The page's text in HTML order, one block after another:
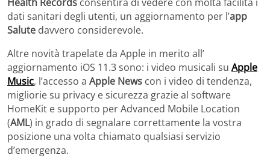
dati sanitari degli utenti, un aggiornamento per l’app
Salute davvero considerevole.
Altre novità trapelate da Apple in merito all’
aggiornamento iOS 11.3 sono: i video musicali su Apple
Music, l’accesso a Apple News con i video di tendenza,
migliorie su privacy e sicurezza grazie al software
HomeKit e supporto per Advanced Mobile Location
(AML) in grado di segnalare correttamente la vostra
posizione una volta chiamato qualsiasi servizio
d’emergenza.